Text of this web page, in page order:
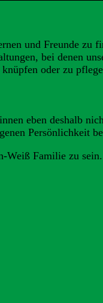
und Freunde zu
bei denen
oder zu
eben deshalb
Persönlichkeit
Weiß Familie zu sein.